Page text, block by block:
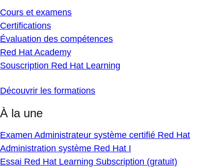
Cours et examens
Certifications
Évaluation des compétences
Red Hat Academy
Souscription Red Hat Learning
Découvrir les formations
À la une
Examen Administrateur système certifié Red Hat
Administration système Red Hat I
Essai Red Hat Learning Subscription (gratuit)